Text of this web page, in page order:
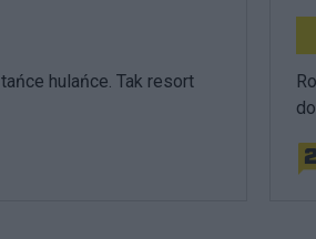
hulańce. Tak resort